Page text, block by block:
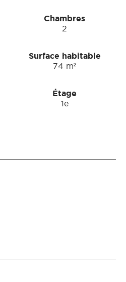
Chambres
2
Surface habitable
74 m²
Étage
1e